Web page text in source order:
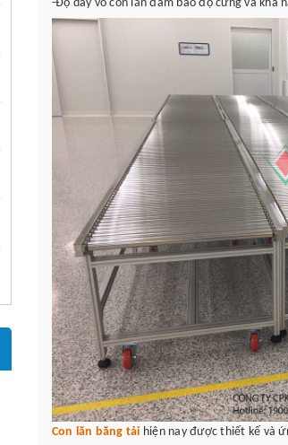
-Độ dày vỏ con lăn đảm bảo độ cứng và khả
Con lăn băng tải hiện nay được thiết kế và